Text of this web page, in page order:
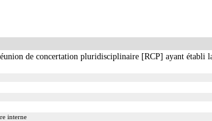
de concertation pluridisciplinaire [RCP] ayant établi
interne